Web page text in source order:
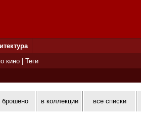
кино
Теги
брошено в коллекции все списки